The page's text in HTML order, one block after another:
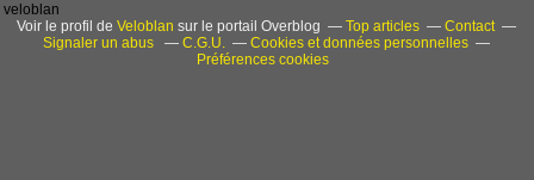
veloblan
Voir le profil deVeloblan sur le portail Overblog Top articles
Contact
Signaler un abus
C.G.U.
Cookies et données personnelles
Préférences cookies